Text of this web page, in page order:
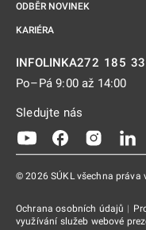
ODBĚR NOVINEK
KARIÉRA
INFOLINKA272 185
Po–Pá 9:00 až 14:00
Sledujte nás
Odkaz se otevře
Odkaz se
© 2026 SÚKL všechna práva
Ochrana osobních údajů |
využívání služeb webové